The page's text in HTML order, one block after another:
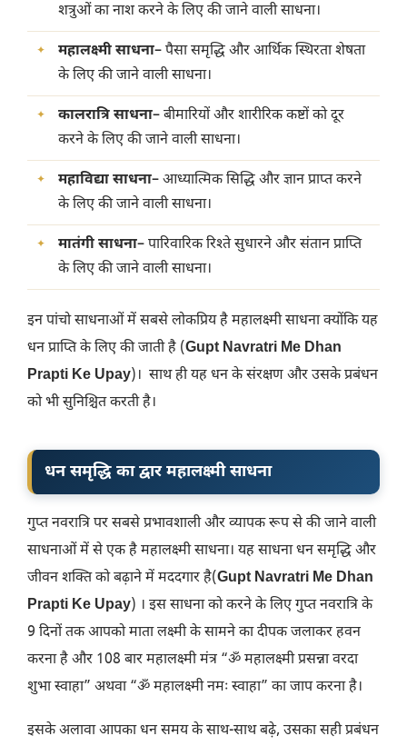
शत्रुओं का नाश करने के लिए की जाने वाली साधना।
महालक्ष्मी साधना– पैसा समृद्धि और आर्थिक स्थिरता शेषता
के लिए की जाने वाली साधना।
कालरात्रि साधना– बीमारियों और शारीरिक कष्टों को दूर
करने के लिए की जाने वाली साधना।
महाविद्या साधना– आध्यात्मिक सिद्धि और ज्ञान प्राप्त करने
के लिए की जाने वाली साधना।
मातंगी साधना– पारिवारिक रिश्ते सुधारने और संतान प्राप्ति
के लिए की जाने वाली साधना।
इन पांचो साधनाओं में सबसे लोकप्रिय है महालक्ष्मी साधना क्योंकि यह
धन प्राप्ति के लिए की जाती है (Gupt Navratri Me Dhan
Prapti Ke Upay)। साथ ही यह धन के संरक्षण और उसके प्रबंधन
को भी सुनिश्चित करती है।
धन समृद्धि का द्वार महालक्ष्मी साधना
गुप्त नवरात्रि पर सबसे प्रभावशाली और व्यापक रूप से की जाने वाली
साधनाओं में से एक है महालक्ष्मी साधना। यह साधना धन समृद्धि और
जीवन शक्ति को बढ़ाने में मददगार है(Gupt Navratri Me Dhan
Prapti Ke Upay) । इस साधना को करने के लिए गुप्त नवरात्रि के
9 दिनों तक आपको माता लक्ष्मी के सामने का दीपक जलाकर हवन
करना है और 108 बार महालक्ष्मी मंत्र “ॐ महालक्ष्मी प्रसन्ना वरदा
शुभा स्वाहा” अथवा “ॐ महालक्ष्मी नमः स्वाहा” का जाप करना है।
इसके अलावा आपका धन समय के साथ-साथ बढ़े, उसका सही प्रबंधन